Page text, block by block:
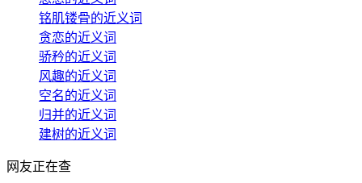
铭肌镂骨的近义词
贪恋的近义词
骄矜的近义词
风趣的近义词
空名的近义词
归并的近义词
建树的近义词
网友正在查